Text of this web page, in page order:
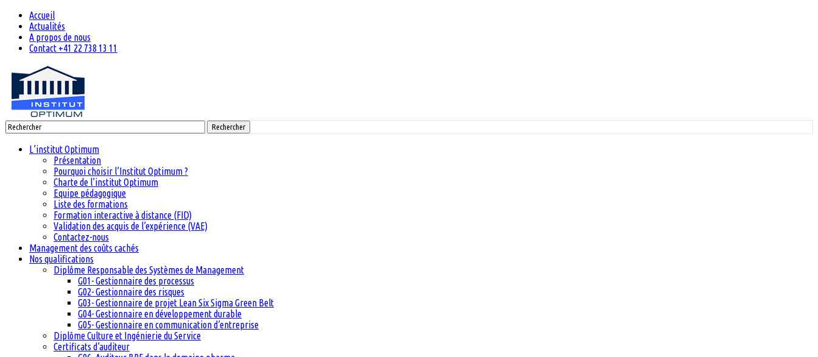
Accueil
Actualités
A propos de nous
Contact +41 22 738 13 11
Rechercher
L’institut Optimum
Présentation
Pourquoi choisir l’Institut Optimum ?
Charte de l’institut Optimum
Equipe pédagogique
Liste des formations
Formation interactive à distance (FID)
Validation des acquis de l’expérience (VAE)
Contactez-nous
Management des coûts cachés
Nos qualifications
Diplôme Responsable des Systèmes de Management
G01- Gestionnaire des processus
G02- Gestionnaire des risques
G03- Gestionnaire de projet Lean Six Sigma Green Belt
G04- Gestionnaire en développement durable
G05- Gestionnaire en communication d’entreprise
Diplôme Culture et Ingénierie du Service
Certificats d’auditeur